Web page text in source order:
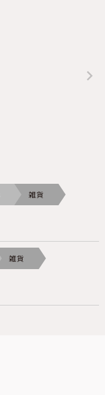
雑貨
雑貨